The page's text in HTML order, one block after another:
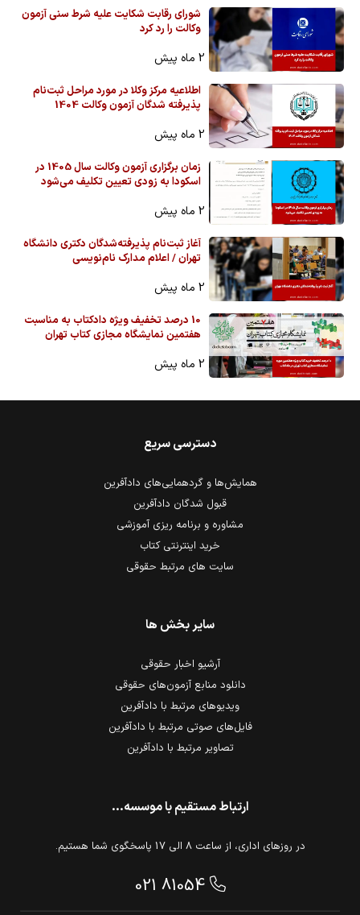
شورای رقابت شکایت علیه شرط سنی آزمون
وکالت را رد کرد
2 ماه پیش
اطلاعیه مرکز وکلا در مورد مراحل ثبت‌نام
پذیرفته شدگان آزمون وکالت 1404
2 ماه پیش
زمان برگزاری آزمون وکالت سال 1405 در
اسکودا به زودی تعیین تکلیف می‌شود
2 ماه پیش
آغاز ثبت‌نام پذیرفته‌شدگان دکتری دانشگاه
تهران / اعلام مدارک نام‌نویسی
2 ماه پیش
10 درصد تخفیف ویژه دادکتاب به مناسبت
هفتمین نمایشگاه مجازی کتاب تهران
2 ماه پیش
ارتباط مستقیم با موسسه...
در روزهای اداری، از ساعت 8 الی 17 پاسخگوی شما هستیم.
021 81054
دسترسی سریع
همایش‌ها و گردهمایی‌های دادآفرین
قبول شدگان دادآفرین
مشاوره و برنامه ریزی آموزشی
خرید اینترنتی کتاب
سایت های مرتبط حقوقی
سایر بخش ها
آرشیو اخبار حقوقی
دانلود منابع آزمون‌های حقوقی
ویدیوهای مرتبط با دادآفرین
فایل‌های صوتی مرتبط با دادآفرین
تصاویر مرتبط با دادآفرین